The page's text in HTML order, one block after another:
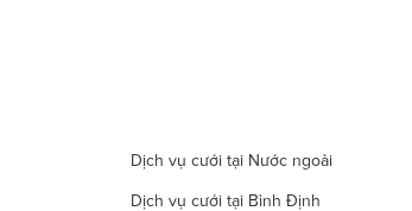
Dịch vụ cưới tại Nước ngoài
Dịch vụ cưới tại Bình Định